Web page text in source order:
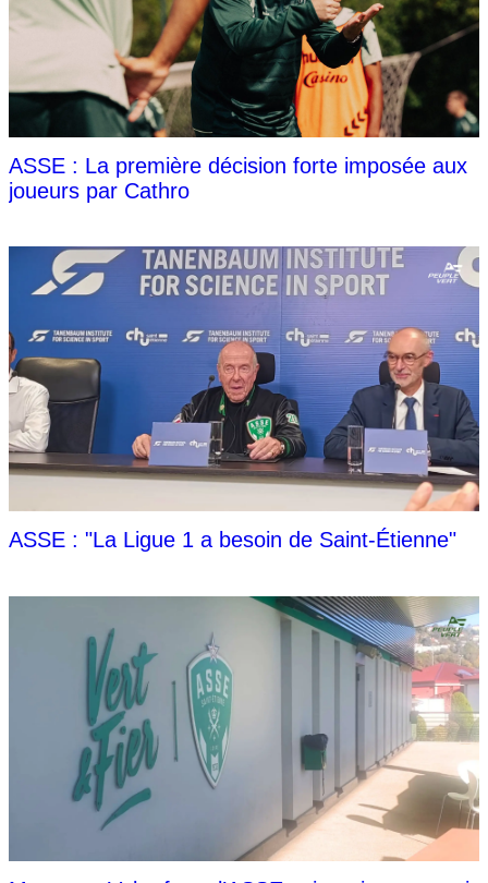
ASSE : La première décision forte imposée aux
joueurs par Cathro
ASSE : "La Ligue 1 a besoin de Saint-Étienne"